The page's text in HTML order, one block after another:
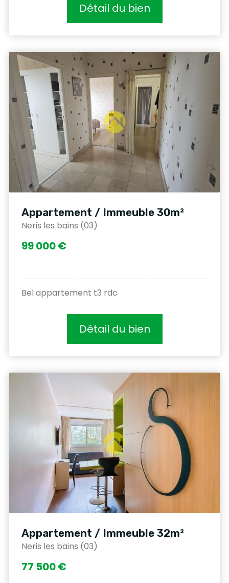
Détail du bien
Appartement / Immeuble 30m²
Neris les bains (03)
99 000 €
Bel appartement t3 rdc
Détail du bien
Appartement / Immeuble 32m²
Neris les bains (03)
77 500 €